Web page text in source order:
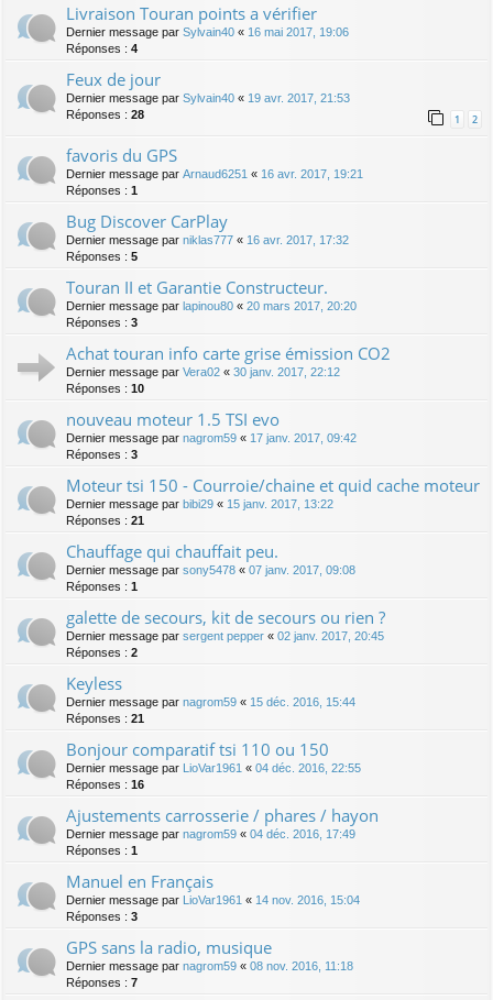
Livraison Touran points a vérifier
Dernier message par Sylvain40 « 16 mai 2017, 19:06
Réponses : 4
Feux de jour
Dernier message par Sylvain40 « 19 avr. 2017, 21:53
Réponses : 28 1 2
favoris du GPS
Dernier message par Arnaud6251 « 16 avr. 2017, 19:21
Réponses : 1
Bug Discover CarPlay
Dernier message par niklas777 « 16 avr. 2017, 17:32
Réponses : 5
Touran II et Garantie Constructeur.
Dernier message par lapinou80 « 20 mars 2017, 20:20
Réponses : 3
Achat touran info carte grise émission CO2
Dernier message par Vera02 « 30 janv. 2017, 22:12
Réponses : 10
nouveau moteur 1.5 TSI evo
Dernier message par nagrom59 « 17 janv. 2017, 09:42
Réponses : 3
Moteur tsi 150 - Courroie/chaine et quid cache moteur
Dernier message par bibi29 « 15 janv. 2017, 13:22
Réponses : 21
Chauffage qui chauffait peu.
Dernier message par sony5478 « 07 janv. 2017, 09:08
Réponses : 1
galette de secours, kit de secours ou rien ?
Dernier message par sergent pepper « 02 janv. 2017, 20:45
Réponses : 2
Keyless
Dernier message par nagrom59 « 15 déc. 2016, 15:44
Réponses : 21
Bonjour comparatif tsi 110 ou 150
Dernier message par LioVar1961 « 04 déc. 2016, 22:55
Réponses : 16
Ajustements carrosserie / phares / hayon
Dernier message par nagrom59 « 04 déc. 2016, 17:49
Réponses : 1
Manuel en Français
Dernier message par LioVar1961 « 14 nov. 2016, 15:04
Réponses : 3
GPS sans la radio, musique
Dernier message par nagrom59 « 08 nov. 2016, 11:18
Réponses : 7